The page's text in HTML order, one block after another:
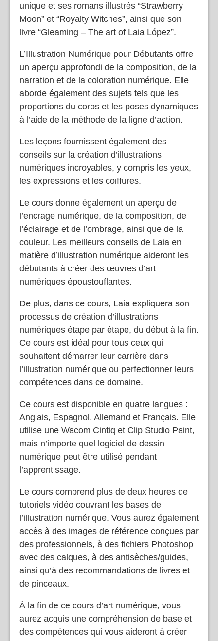
unique et ses romans illustrés “Strawberry
Moon” et “Royalty Witches”, ainsi que son
livre “Gleaming – The art of Laia López”.
L’Illustration Numérique pour Débutants offre
un aperçu approfondi de la composition, de la
narration et de la coloration numérique. Elle
aborde également des sujets tels que les
proportions du corps et les poses dynamiques
à l’aide de la méthode de la ligne d’action.
Les leçons fournissent également des
conseils sur la création d’illustrations
numériques incroyables, y compris les yeux,
les expressions et les coiffures.
Le cours donne également un aperçu de
l’encrage numérique, de la composition, de
l’éclairage et de l’ombrage, ainsi que de la
couleur. Les meilleurs conseils de Laia en
matière d’illustration numérique aideront les
débutants à créer des œuvres d’art
numériques époustouflantes.
De plus, dans ce cours, Laia expliquera son
processus de création d’illustrations
numériques étape par étape, du début à la fin.
Ce cours est idéal pour tous ceux qui
souhaitent démarrer leur carrière dans
l’illustration numérique ou perfectionner leurs
compétences dans ce domaine.
Ce cours est disponible en quatre langues :
Anglais, Espagnol, Allemand et Français. Elle
utilise une Wacom Cintiq et Clip Studio Paint,
mais n’importe quel logiciel de dessin
numérique peut être utilisé pendant
l’apprentissage.
Le cours comprend plus de deux heures de
tutoriels vidéo couvrant les bases de
l’illustration numérique. Vous aurez également
accès à des images de référence conçues par
des professionnels, à des fichiers Photoshop
avec des calques, à des antisèches/guides,
ainsi qu’à des recommandations de livres et
de pinceaux.
À la fin de ce cours d’art numérique, vous
aurez acquis une compréhension de base et
des compétences qui vous aideront à créer